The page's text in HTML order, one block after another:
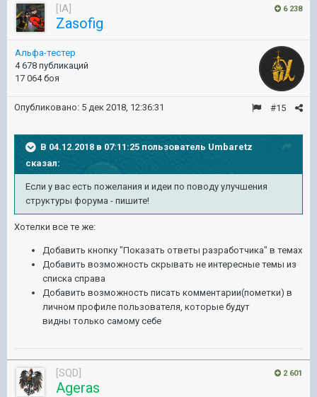
6 238
[IA]
Zasofig
Альфа-тестер
4 678 публикаций
17 064 боя
#15
Опубликовано: 5 дек 2018, 12:36:31
В 04.12.2018 в 07:11:25 пользователь Umbaretz
сказал:
Если у вас есть пожелания и идеи по поводу улучшения
структуры форума - пишите!
Хотелки все те же:
Добавить кнопку "Показать ответы разработчика" в темах
Добавить возможность скрывать не интересные темы из
списка справа
Добавить возможность писать комментарии(пометки) в
личном профиле пользователя, которые будут
видны только самому себе
2 601
[SQD]
Ageras